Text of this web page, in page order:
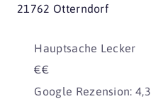
21762 Otterndorf
Hauptsache Lecker
€€
Google Rezension: 4,3